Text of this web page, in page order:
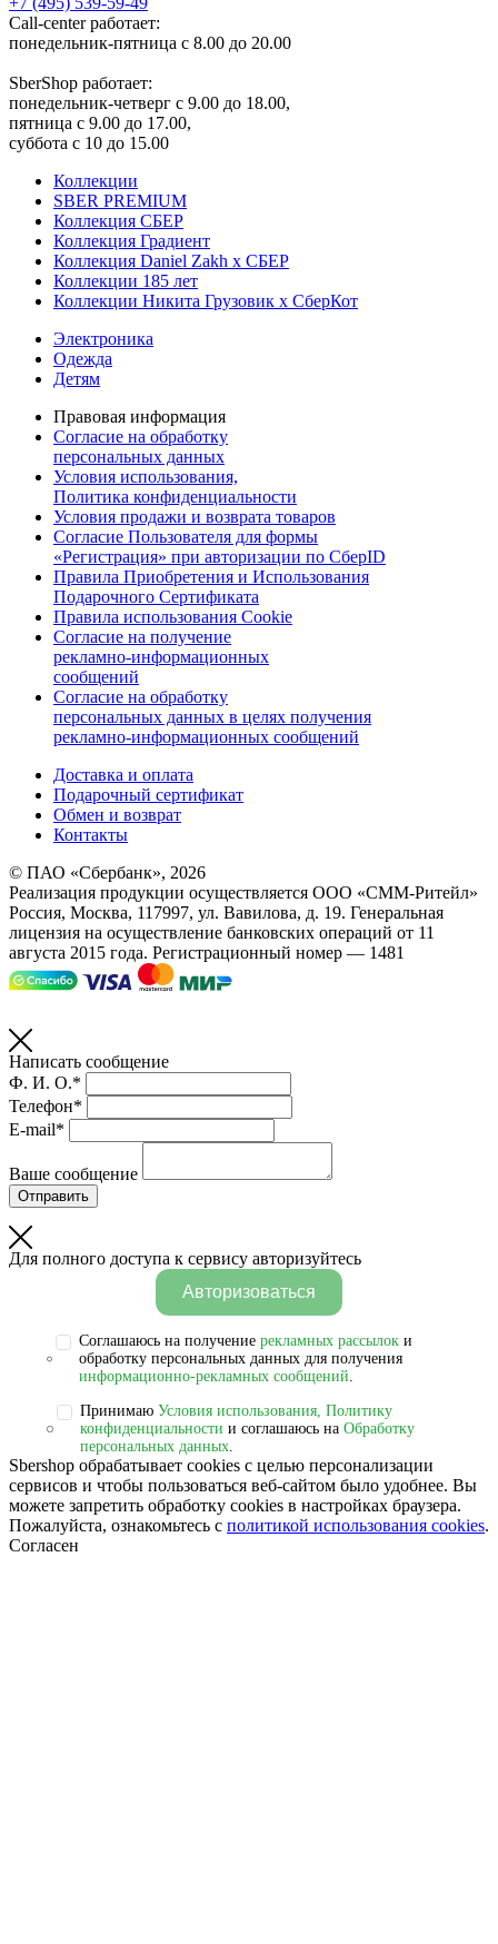
Call-center работает:
понедельник-пятница с 8.00 до 20.00
SberShop работает:
понедельник-четверг с 9.00 до 18.00,
пятница с 9.00 до 17.00,
суббота с 10 до 15.00
Коллекции
SBER PREMIUM
Коллекция СБЕР
Коллекция Градиент
Коллекция Daniel Zakh x СБЕР
Коллекции 185 лет
Коллекции Никита Грузовик х СберКот
Электроника
Одежда
Детям
Правовая информация
Согласие на обработку
персональных данных
Условия использования,
Политика конфиденциальности
Условия продажи и возврата товаров
Согласие Пользователя для формы
«Регистрация» при авторизации по СберID
Правила Приобретения и Использования
Подарочного Сертификата
Правила использования Cookie
Согласие на получение
рекламно-информационных
сообщений
Согласие на обработку
персональных данных в целях получения
рекламно-информационных сообщений
Доставка и оплата
Подарочный сертификат
Обмен и возврат
Контакты
© ПАО «Сбербанк», 2026
Реализация продукции осуществляется ООО «СММ-Ритейл»
Россия, Москва, 117997, ул. Вавилова, д. 19. Генеральная
лицензия на осуществление банковских операций от 11
августа 2015 года. Регистрационный номер — 1481
Написать сообщение
Ф. И. О.*
Телефон*
E-mail*
Ваше сообщение
Отправить
Для полного доступа к сервису авторизуйтесь
Авторизоваться
Соглашаюсь на получениерекламных рассылок и
обработку персональных данных для получения
информационно-рекламных сообщений
Принимаю Условия использования, Политику
конфиденциальности и соглашаюсь на Обработку
персональных данных.
Sbershop обрабатывает cookies с целью персонализации
сервисов и чтобы пользоваться веб-сайтом было удобнее. Вы
можете запретить обработку сookies в настройках браузера.
Пожалуйста, ознакомьтесь с политикой использования cookies.
Согласен